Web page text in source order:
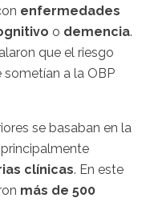
enfermedades
o demencia.
que el riesgo
sometían a la OBP
se basaban en la
clínicas. En este
más de 500